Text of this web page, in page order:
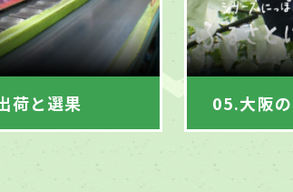
05.大阪の秋。大阪